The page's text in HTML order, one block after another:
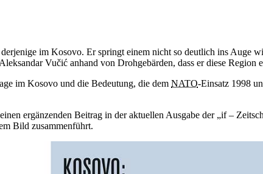
im Kosovo. Er springt einem nicht so deutlich ins Auge
Vučić anhand von Drohgebärden, dass er diese Region
im Kosovo und die Bedeutung, die dem NATO-Einsatz 1998
ergänzenden Beitrag in der aktuellen Ausgabe der „if–
Bild zusammenführt.